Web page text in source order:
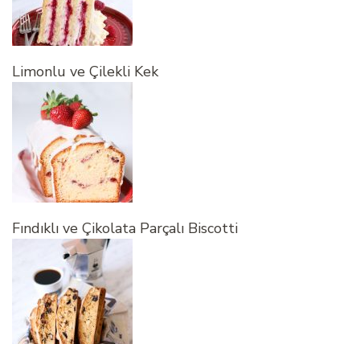
Limonlu ve Çilekli Kek
Fındıklı ve Çikolata Parçalı Biscotti